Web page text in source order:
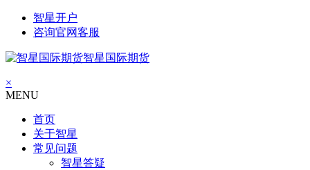
智星开户
咨询官网客服
智星国际期货
×
MENU
首页
关于智星
常见问题
智星答疑